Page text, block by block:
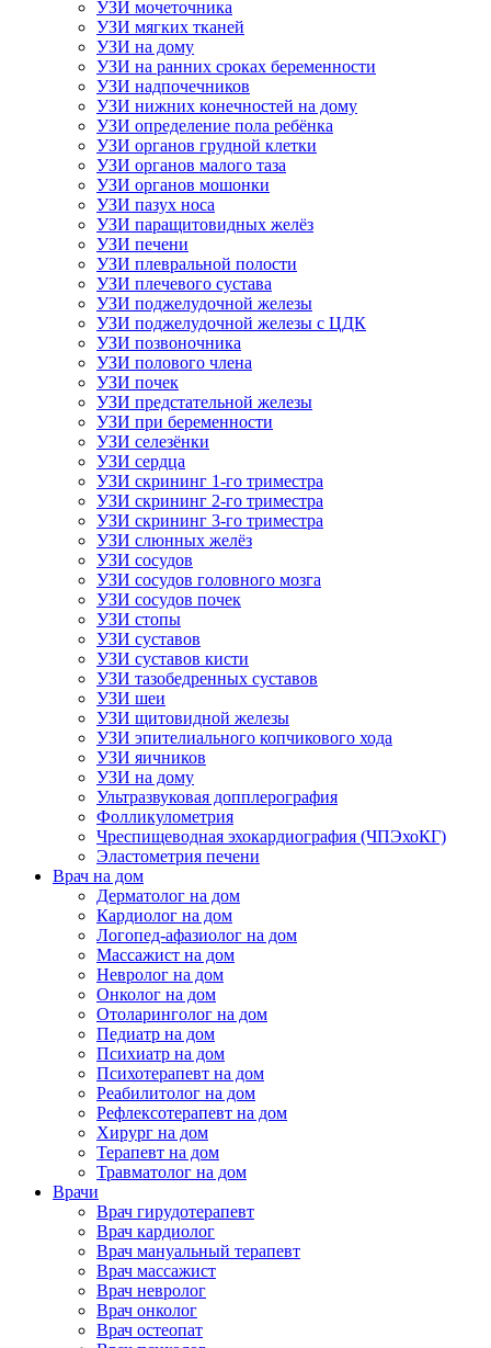
УЗИ мочеточника
УЗИ мягких тканей
УЗИ на дому
УЗИ на ранних сроках беременности
УЗИ надпочечников
УЗИ нижних конечностей на дому
УЗИ определение пола ребёнка
УЗИ органов грудной клетки
УЗИ органов малого таза
УЗИ органов мошонки
УЗИ пазух носа
УЗИ паращитовидных желёз
УЗИ печени
УЗИ плевральной полости
УЗИ плечевого сустава
УЗИ поджелудочной железы
УЗИ поджелудочной железы с ЦДК
УЗИ позвоночника
УЗИ полового члена
УЗИ почек
УЗИ предстательной железы
УЗИ при беременности
УЗИ селезёнки
УЗИ сердца
УЗИ скрининг 1-го триместра
УЗИ скрининг 2-го триместра
УЗИ скрининг 3-го триместра
УЗИ слюнных желёз
УЗИ сосудов
УЗИ сосудов головного мозга
УЗИ сосудов почек
УЗИ стопы
УЗИ суставов
УЗИ суставов кисти
УЗИ тазобедренных суставов
УЗИ шеи
УЗИ щитовидной железы
УЗИ эпителиального копчикового хода
УЗИ яичников
УЗИ на дому
Ультразвуковая допплерография
Фолликулометрия
Чреспищеводная эхокардиография (ЧПЭхоКГ)
Эластометрия печени
Врач на дом
Дерматолог на дом
Кардиолог на дом
Логопед-афазиолог на дом
Массажист на дом
Невролог на дом
Онколог на дом
Отоларинголог на дом
Педиатр на дом
Психиатр на дом
Психотерапевт на дом
Реабилитолог на дом
Рефлексотерапевт на дом
Хирург на дом
Терапевт на дом
Травматолог на дом
Врачи
Врач гирудотерапевт
Врач кардиолог
Врач мануальный терапевт
Врач массажист
Врач невролог
Врач онколог
Врач остеопат